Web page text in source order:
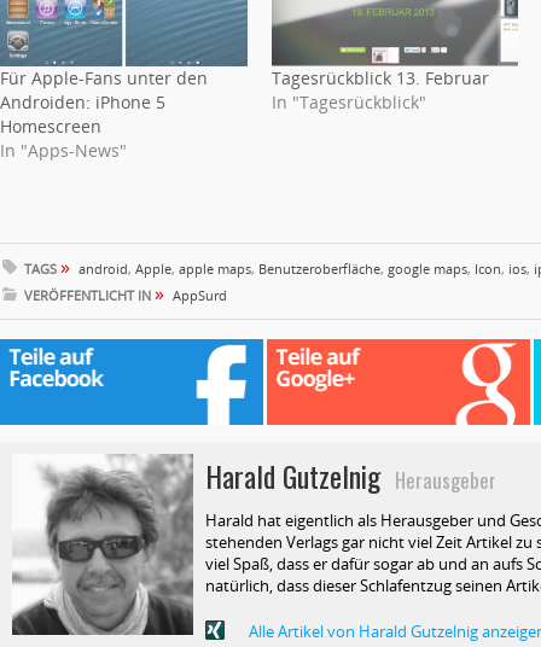
Für Apple-Fans unter den
Androiden: iPhone 5
Homescreen
In "Apps-News"
Tagesrückblick 13. Februar
In "Tagesrückblick"
TAGS » android, Apple, apple maps, Benutzeroberfläche, google maps, Icon, ios,
VERÖFFENTLICHT IN » AppSurd
Harald GutzelnigHerausgeber
Harald hat eigentlich als Herausgeber und
stehenden Verlags gar nicht viel Zeit Artikel
viel Spaß, dass er dafür sogar ab und an aufs
natürlich, dass dieser Schlafentzug seinen
Alle Artikel von Harald Gutzelnig